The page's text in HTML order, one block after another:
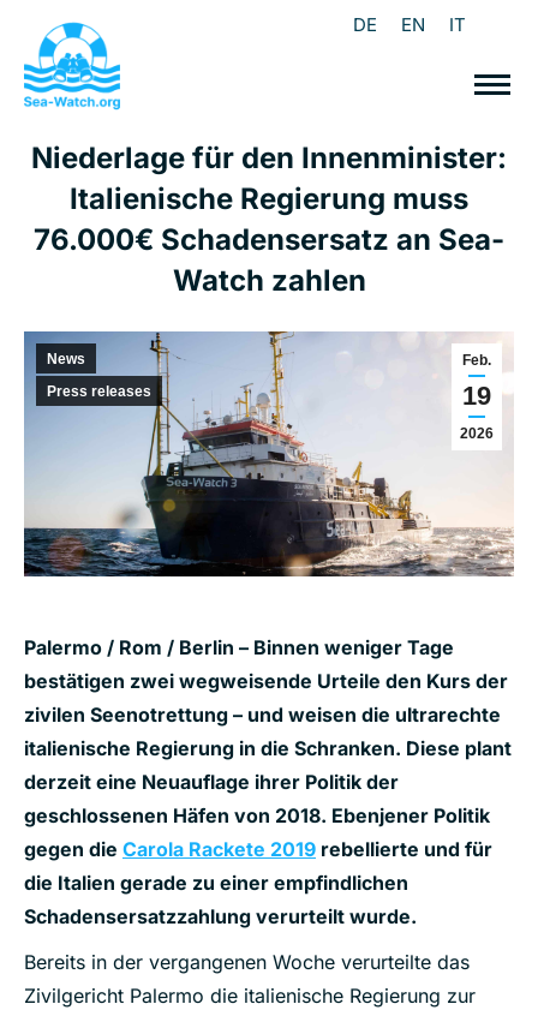
DE EN IT
Niederlage für den Innenminister:
Italienische Regierung muss
76.000€ Schadensersatz an Sea-
Watch zahlen
Feb.
19
2026
News
Press releases
Palermo / Rom / Berlin – Binnen weniger Tage
bestätigen zwei wegweisende Urteile den Kurs der
zivilen Seenotrettung – und weisen die ultrarechte
italienische Regierung in die Schranken. Diese plant
derzeit eine Neuauflage ihrer Politik der
geschlossenen Häfen von 2018. Ebenjener Politik
gegen die Carola Rackete 2019 rebellierte und für
die Italien gerade zu einer empfindlichen
Schadensersatzzahlung verurteilt wurde.
Bereits in der vergangenen Woche verurteilte das
Zivilgericht Palermo die italienische Regierung zur